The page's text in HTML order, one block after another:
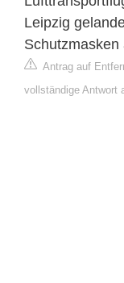
Leipzig
Schutzmasken
Antrag auf
vollständige Antwort